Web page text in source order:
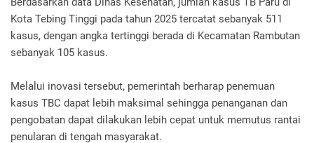
Kota Tebing Tinggi pada tahun 2025 tercatat sebanyak 511
kasus, dengan angka tertinggi berada di Kecamatan Rambutan
sebanyak 105 kasus.
Melalui inovasi tersebut, pemerintah berharap penemuan
kasus TBC dapat lebih maksimal sehingga penanganan dan
pengobatan dapat dilakukan lebih cepat untuk memutus rantai
penularan di tengah masyarakat.